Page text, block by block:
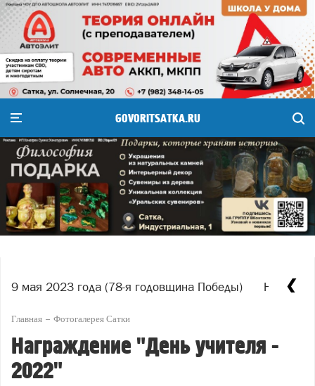
GOVORITSATKA.RU
9 мая 2023 года (78-я годовщина Победы)
Главная Фотогалерея Сатки
Награждение "День учителя -
2022"